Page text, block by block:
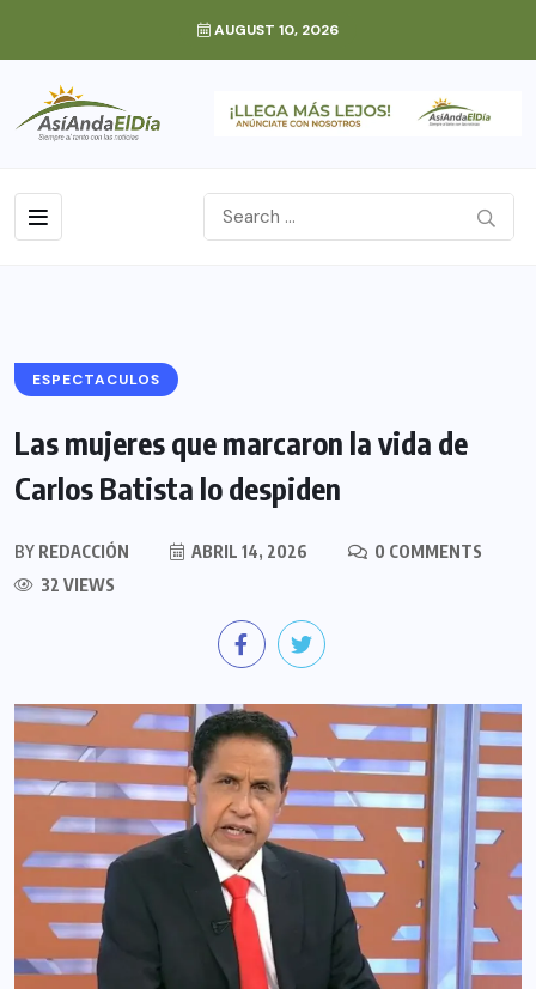
AUGUST 10, 2026
ESPECTACULOS
Las mujeres que marcaron la vida de
Carlos Batista lo despiden
BY REDACCIÓN ABRIL 14, 2026
0 COMMENTS
32 VIEWS